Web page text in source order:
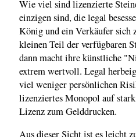
Wie viel sind lizenzierte
einzigen sind, die legal
König und ein Verkäufer sich
kleinen Teil der verfügbaren
dann macht ihre künstliche
extrem wertvoll. Legal
viel weniger persönlichen
lizenziertes Monopol auf
Lizenz zum Gelddrucken.
Aus dieser Sicht ist es leicht